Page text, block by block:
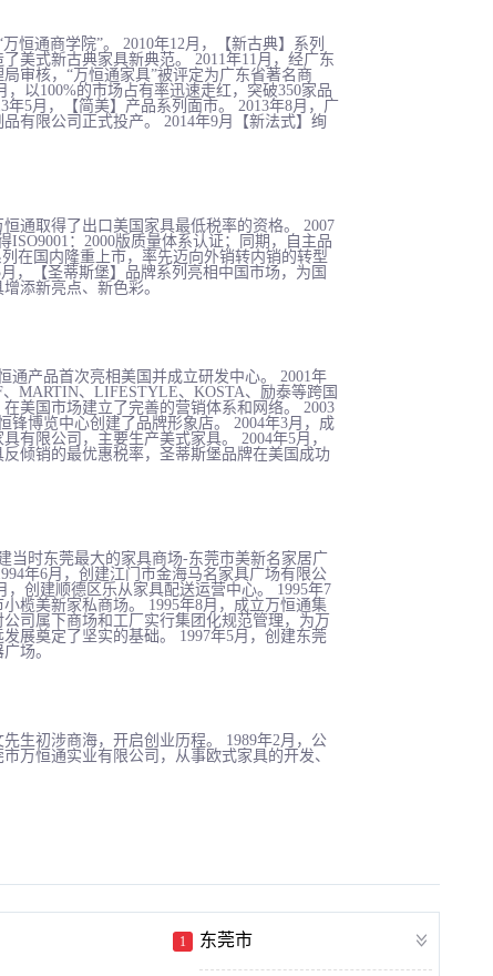
万恒通商学院”。 2010年12月，【新古典】系列
美式新古典家具新典范。 2011年11月，经广东
审核，“万恒通家具”被评定为广东省著名商
，以100%的市场占有率迅速走红，突破350家品
年5月，【简美】产品系列面市。 2013年8月，广
有限公司正式投产。 2014年9月【新法式】绚
恒通取得了出口美国家具最低税率的资格。 2007
ISO9001：2000版质量体系认证；同期，自主品
在国内隆重上市，率先迈向外销转内销的转型
，【圣蒂斯堡】品牌系列亮相中国市场，为国
添新亮点、新色彩。
通产品首次亮相美国并成立研发中心。 2001年
MARTIN、LIFESTYLE、KOSTA、励泰等跨国
美国市场建立了完善的营销体系和网络。 2003
锋博览中心创建了品牌形象店。 2004年3月，成
有限公司，主要生产美式家具。 2004年5月，
倾销的最优惠税率，圣蒂斯堡品牌在美国成功
当时东莞最大的家具商场-东莞市美新名家居广
年6月，创建江门市金海马名家具广场有限公
，创建顺德区乐从家具配送运营中心。 1995年7
榄美新家私商场。 1995年8月，成立万恒通集
司属下商场和工厂实行集团化规范管理，为万
展奠定了坚实的基础。 1997年5月，创建东莞
场。
先生初涉商海，开启创业历程。 1989年2月，公
万恒通实业有限公司，从事欧式家具的开发、
1 东莞市